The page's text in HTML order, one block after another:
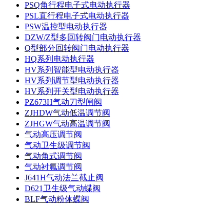
PSQ角行程电子式电动执行器
PSL直行程电子式电动执行器
PSW温控型电动执行器
DZW/Z型多回转阀门电动执行器
Q型部分回转阀门电动执行器
HQ系列电动执行器
HV系列智能型电动执行器
HV系列调节型电动执行器
HV系列开关型电动执行器
PZ673H气动刀型闸阀
ZJHDW气动低温调节阀
ZJHGW气动高温调节阀
气动高压调节阀
气动卫生级调节阀
气动角式调节阀
气动衬氟调节阀
J641H气动法兰截止阀
D621卫生级气动蝶阀
BLF气动粉体蝶阀